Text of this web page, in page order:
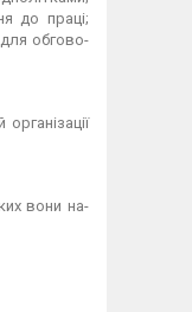
до праці;
для обгово­
вони на­